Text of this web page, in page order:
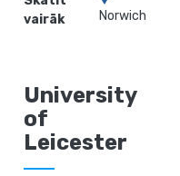
vairāk
Norwich
University
of
Leicester